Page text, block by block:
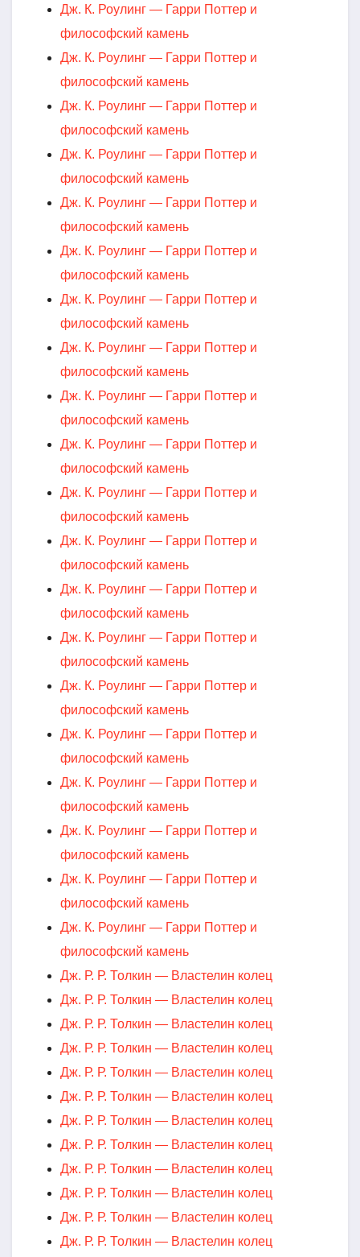
Дж. К. Роулинг — Гарри Поттер и
философский камень
Дж. К. Роулинг — Гарри Поттер и
философский камень
Дж. К. Роулинг — Гарри Поттер и
философский камень
Дж. К. Роулинг — Гарри Поттер и
философский камень
Дж. К. Роулинг — Гарри Поттер и
философский камень
Дж. К. Роулинг — Гарри Поттер и
философский камень
Дж. К. Роулинг — Гарри Поттер и
философский камень
Дж. К. Роулинг — Гарри Поттер и
философский камень
Дж. К. Роулинг — Гарри Поттер и
философский камень
Дж. К. Роулинг — Гарри Поттер и
философский камень
Дж. К. Роулинг — Гарри Поттер и
философский камень
Дж. К. Роулинг — Гарри Поттер и
философский камень
Дж. К. Роулинг — Гарри Поттер и
философский камень
Дж. К. Роулинг — Гарри Поттер и
философский камень
Дж. К. Роулинг — Гарри Поттер и
философский камень
Дж. К. Роулинг — Гарри Поттер и
философский камень
Дж. К. Роулинг — Гарри Поттер и
философский камень
Дж. К. Роулинг — Гарри Поттер и
философский камень
Дж. К. Роулинг — Гарри Поттер и
философский камень
Дж. К. Роулинг — Гарри Поттер и
философский камень
Дж. Р. Р. Толкин — Властелин колец
Дж. Р. Р. Толкин — Властелин колец
Дж. Р. Р. Толкин — Властелин колец
Дж. Р. Р. Толкин — Властелин колец
Дж. Р. Р. Толкин — Властелин колец
Дж. Р. Р. Толкин — Властелин колец
Дж. Р. Р. Толкин — Властелин колец
Дж. Р. Р. Толкин — Властелин колец
Дж. Р. Р. Толкин — Властелин колец
Дж. Р. Р. Толкин — Властелин колец
Дж. Р. Р. Толкин — Властелин колец
Дж. Р. Р. Толкин — Властелин колец